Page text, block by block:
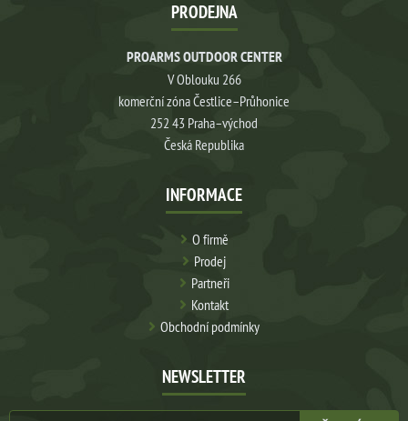
PRODEJNA
PROARMS OUTDOOR CENTER
V Oblouku 266
komerční zóna Čestlice–Průhonice
252 43 Praha–východ
Česká Republika
INFORMACE
O firmě
Prodej
Partneři
Kontakt
Obchodní podmínky
NEWSLETTER